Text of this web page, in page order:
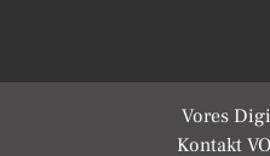
Vores
Kontakt